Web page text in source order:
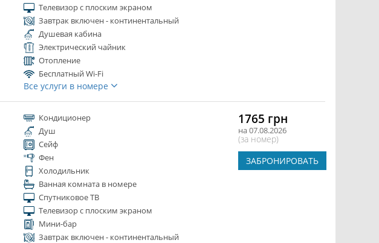
Телевизор с плоским экраном
Завтрак включен - континентальный
Душевая кабина
Электрический чайник
Отопление
Бесплатный Wi-Fi
Все услуги в номере
Кондиционер
Душ
Сейф
Фен
Холодильник
Ванная комната в номере
Спутниковое ТВ
Телевизор с плоским экраном
Мини-бар
Завтрак включен - континентальный
1765 грн
на 07.08.2026
(за номер)
ЗАБРОНИРОВАТЬ